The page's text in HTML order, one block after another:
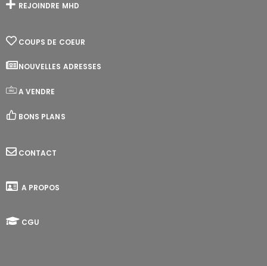
REJOINDRE MHD
COUPS DE COEUR
NOUVELLES ADRESSES
A VENDRE
BONS PLANS
CONTACT
A PROPOS
CGU